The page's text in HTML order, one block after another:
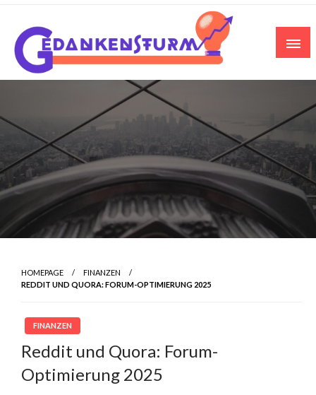
Skip
content
HOMEPAGE
FINANZEN
REDDIT UND QUORA: FORUM-OPTIMIERUNG 2025
FINANZEN
Reddit und Quora: Forum-
Optimierung 2025